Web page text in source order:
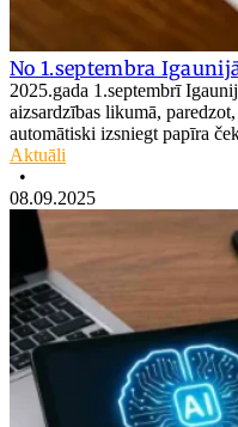
No 1.septembra
2025.gada 1.septembrī
aizsardzības likumā,
automātiski izsniegt papīra
Aktuāli
•
08.09.2025